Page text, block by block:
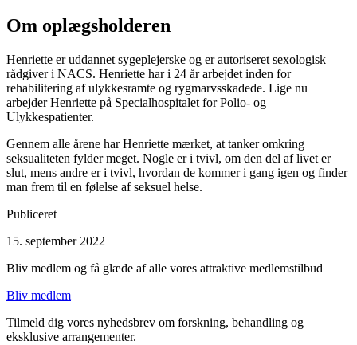
Om oplægsholderen
Henriette er uddannet sygeplejerske og er autoriseret sexologisk
rådgiver i NACS. Henriette har i 24 år arbejdet inden for
rehabilitering af ulykkesramte og rygmarvsskadede. Lige nu
arbejder Henriette på Specialhospitalet for Polio- og
Ulykkespatienter.
Gennem alle årene har Henriette mærket, at tanker omkring
seksualiteten fylder meget. Nogle er i tvivl, om den del af livet er
slut, mens andre er i tvivl, hvordan de kommer i gang igen og finder
man frem til en følelse af seksuel helse.
Publiceret
15. september 2022
Bliv medlem og få glæde af alle vores attraktive medlemstilbud
Bliv medlem
Tilmeld dig vores nyhedsbrev om forskning, behandling og
eksklusive arrangementer.